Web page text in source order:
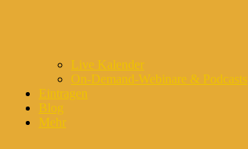
Live Kalender
On-Demand-Webinare & Podcasts
Eintragen
Blog
Mehr